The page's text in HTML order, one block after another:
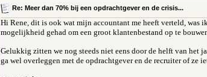
Re: Meer dan 70% bij een opdrachtgever en de crisis...
Hi Rene, dit is ook wat mijn accountant me heeft verteld, was
mogelijkheid gehad om een groot klantenbestand op te
Gelukkig zitten we nog steeds niet eens door de helft van het
ga wel overleggen met de opdrachtgever en de recruiter of ze